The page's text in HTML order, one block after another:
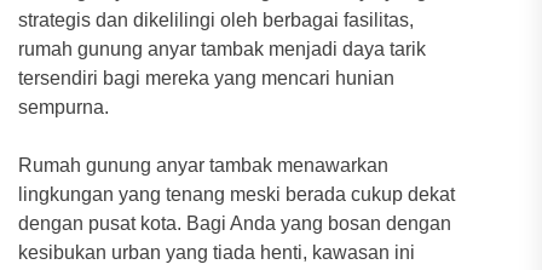
strategis dan dikelilingi oleh berbagai fasilitas,
rumah gunung anyar tambak menjadi daya tarik
tersendiri bagi mereka yang mencari hunian
sempurna.
Rumah gunung anyar tambak menawarkan
lingkungan yang tenang meski berada cukup dekat
dengan pusat kota. Bagi Anda yang bosan dengan
kesibukan urban yang tiada henti, kawasan ini